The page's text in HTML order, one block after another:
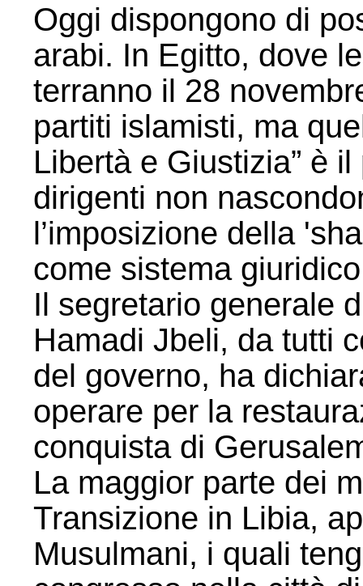
Oggi dispongono di
arabi. In Egitto, dove
terranno il 28
partiti islamisti, ma
Libertà e Giustizia” è
dirigenti non
l’imposizione della
come sistema
Il segretario generale
Hamadi Jbeli, da tutti
del governo, ha
operare per la
conquista di
La maggior parte dei
Transizione in Libia,
Musulmani, i quali